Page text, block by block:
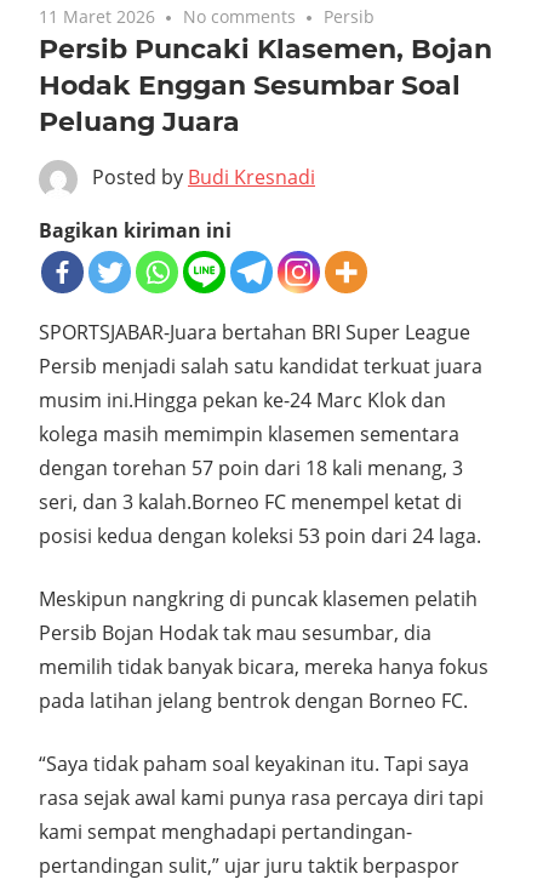
11 Maret 2026 No comments Persib
Persib Puncaki Klasemen, Bojan
Hodak Enggan Sesumbar Soal
Peluang Juara
Posted by Budi Kresnadi
Bagikan kiriman ini
SPORTSJABAR-Juara bertahan BRI Super League
Persib menjadi salah satu kandidat terkuat juara
musim ini.Hingga pekan ke-24 Marc Klok dan
kolega masih memimpin klasemen sementara
dengan torehan 57 poin dari 18 kali menang, 3
seri, dan 3 kalah.Borneo FC menempel ketat di
posisi kedua dengan koleksi 53 poin dari 24 laga.
Meskipun nangkring di puncak klasemen pelatih
Persib Bojan Hodak tak mau sesumbar, dia
memilih tidak banyak bicara, mereka hanya fokus
pada latihan jelang bentrok dengan Borneo FC.
“Saya tidak paham soal keyakinan itu. Tapi saya
rasa sejak awal kami punya rasa percaya diri tapi
kami sempat menghadapi pertandingan-
pertandingan sulit,” ujar juru taktik berpaspor